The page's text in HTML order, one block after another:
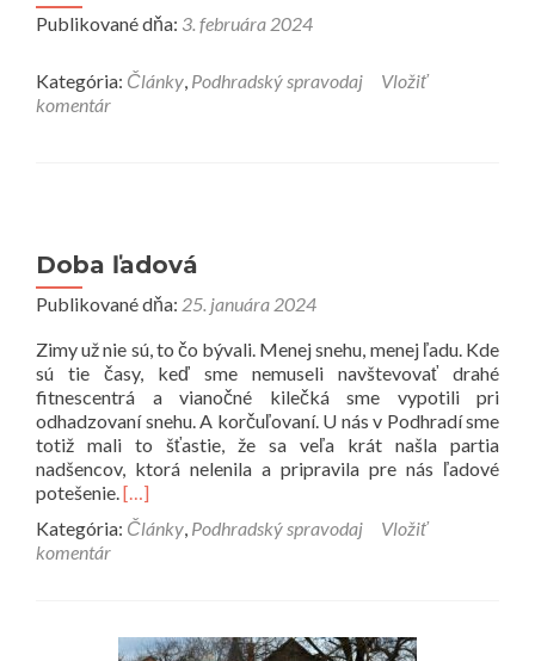
Publikované dňa: 3. februára 2024
Kategória: Články, Podhradský spravodaj
Vložiť
komentár
Doba ľadová
Publikované dňa: 25. januára 2024
Zimy už nie sú, to čo bývali. Menej snehu, menej ľadu. Kde
sú tie časy, keď sme nemuseli navštevovať drahé
fitnescentrá a vianočné kilečká sme vypotili pri
odhadzovaní snehu. A korčuľovaní. U nás v Podhradí sme
totiž mali to šťastie, že sa veľa krát našla partia
nadšencov, ktorá nelenila a pripravila pre nás ľadové
potešenie.Prečítať
viac
o
[…]
Kategória: Články, Podhradský spravodaj
Vložiť
komentár